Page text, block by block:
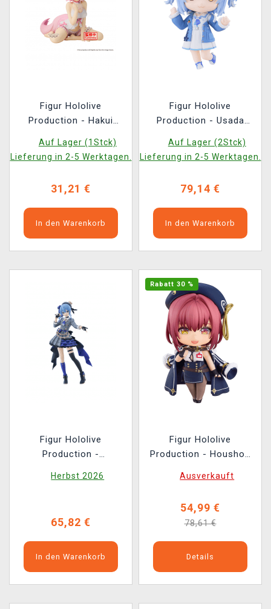
Figur Hololive
Production - Hakui
Auf Lager (1Stck)
Lieferung in 2-5 Werktagen.
31,21 €
In den Warenkorb
Figur Hololive
Production - Usada
(Nendoroid)
Auf Lager (2Stck)
Lieferung in 2-5 Werktagen.
79,14 €
In den Warenkorb
Figur Hololive
Production -
Up Parade)
Herbst 2026
65,82 €
In den Warenkorb
Rabatt 30 %
Figur Hololive
Production - Houshou
(Nendoroid)
Ausverkauft
54,99 €
78,61 €
Details